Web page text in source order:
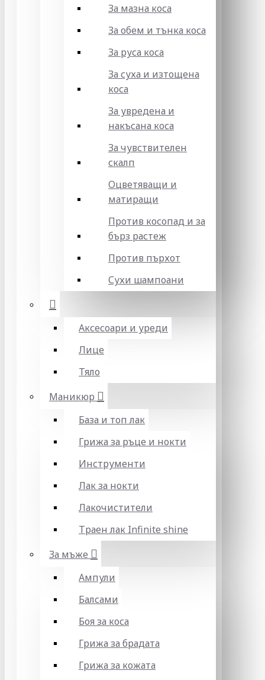
За мазна коса
За обем и тънка коса
За руса коса
За суха и изтощена
коса
За увредена и
накъсана коса
За чувствителен
скалп
Оцветяващи и
матиращи
Против косопад и за
бърз растеж
Против пърхот
Сухи шампоани
Аксесоари и уреди
Лице
Тяло
Маникюр
База и топ лак
Грижа за ръце и нокти
Инструменти
Лак за нокти
Лакочистители
Траен лак Infinite shine
За мъже
Ампули
Балсами
Боя за коса
Грижа за брадата
Грижа за кожата